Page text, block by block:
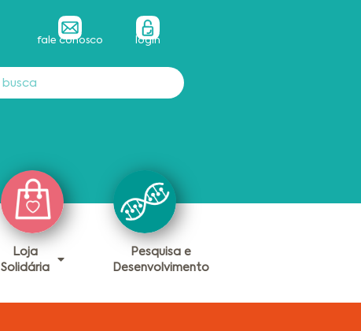
fale conosco login
Loja
Solidária
Pesquisa e
Desenvolvimento